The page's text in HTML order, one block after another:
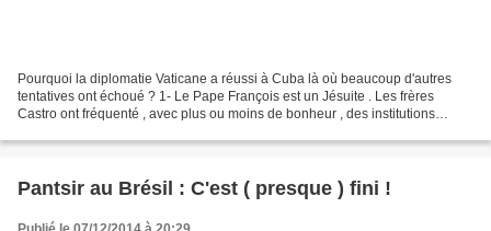
Pourquoi la diplomatie Vaticane a réussi à Cuba là où beaucoup d'autres
tentatives ont échoué ? 1- Le Pape François est un Jésuite . Les frères
Castro ont fréquenté , avec plus ou moins de bonheur , des institutions
Pantsir au Brésil : C'est ( presque ) fini !